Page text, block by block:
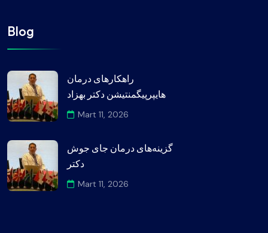
Blog
راهکارهای درمان
هایپرپیگمنتیشن دکتر بهزاد
Mart 11, 2026
گزینه‌های درمان جای جوش
دکتر
Mart 11, 2026